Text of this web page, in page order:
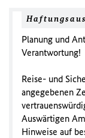
Planung und
Verantwortung!
Reise- und
angegebenen
Auswärtigen
Hinweise auf